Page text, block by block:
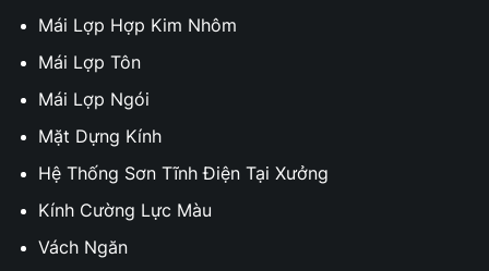
Mái Lợp Hợp Kim Nhôm
Mái Lợp Tôn
Mái Lợp Ngói
Mặt Dựng Kính
Hệ Thống Sơn Tĩnh Điện Tại Xưởng
Kính Cường Lực Màu
Vách Ngăn